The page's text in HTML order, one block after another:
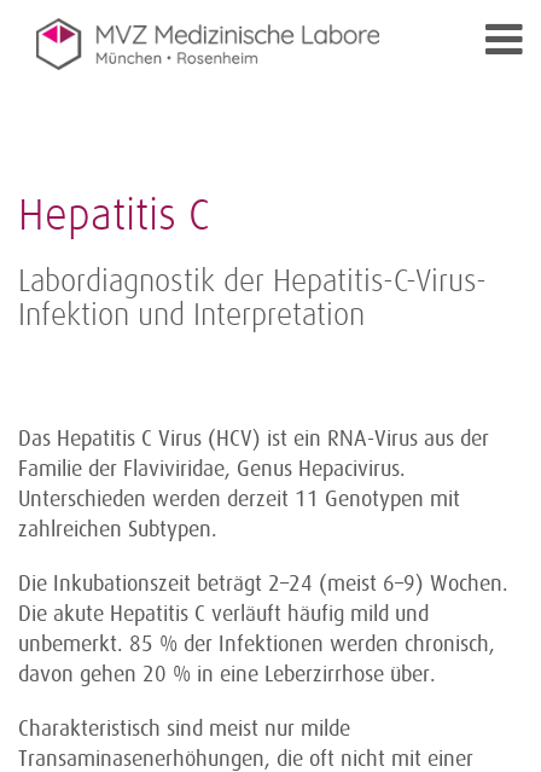
Hepatitis C
Labordiagnostik der Hepatitis-C-Virus-
Infektion und Interpretation
Das Hepatitis C Virus (HCV) ist ein RNA-Virus aus der
Familie der Flaviviridae, Genus Hepacivirus.
Unterschieden werden derzeit 11 Genotypen mit
zahlreichen Subtypen.
Die Inkubationszeit beträgt 2–24 (meist 6–9) Wochen.
Die akute Hepatitis C verläuft häufig mild und
unbemerkt. 85 % der Infektionen werden chronisch,
davon gehen 20 % in eine Leberzirrhose über.
Charakteristisch sind meist nur milde
Transaminasenerhöhungen, die oft nicht mit einer